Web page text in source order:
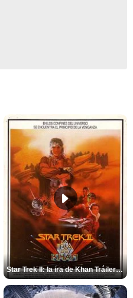
Star Trek II: la ira de Khan Tráiler VO